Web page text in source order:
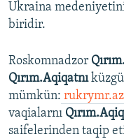
Ukraina
biridir.
Roskomnadzor
Qırım.Aqiqatnıküzgü
mümkün:
vaqialarnı
saifelerinden taqip